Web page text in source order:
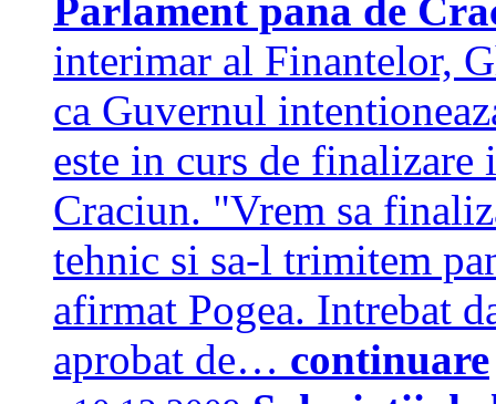
Parlament pana de
interimar al Finantelor,
ca Guvernul
este in curs de finalizare
Craciun. "Vrem sa
tehnic si sa-l trimitem
afirmat Pogea. Intrebat
aprobat de… continuare